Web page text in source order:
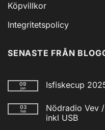
Köpvillkor
Integritetspolicy
SENASTE FRÅN
09
jan Isfiskecup
till
Isfiskecup
2025
03
feb
Nödradio Vev
inkl USB